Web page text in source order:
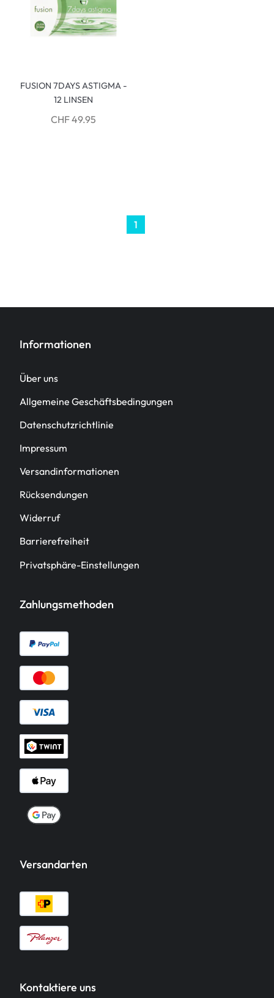
FUSION 7DAYS ASTIGMA -
12 LINSEN
CHF 49.95
1
Informationen
Über uns
Allgemeine Geschäftsbedingungen
Datenschutzrichtlinie
Impressum
Versandinformationen
Rücksendungen
Widerruf
Barrierefreiheit
Privatsphäre-Einstellungen
Zahlungsmethoden
Versandarten
Kontaktiere uns